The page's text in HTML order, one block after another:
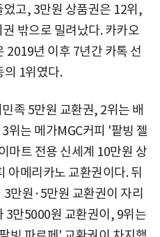
고, 3만원 상품권은 12위,
밖으로 밀려났다. 카카오
2019년 이후 7년간 카톡 선
의 1위였다.
족 5만원 교환권, 2위는 배
위는 메가MGC커피 '팥빙 젤
마트 전용 신세계 10만원 상
아메리카노 교환권이다. 뒤
만원·5만원 교환권이 자리
3만5000원 교환권이, 9위는